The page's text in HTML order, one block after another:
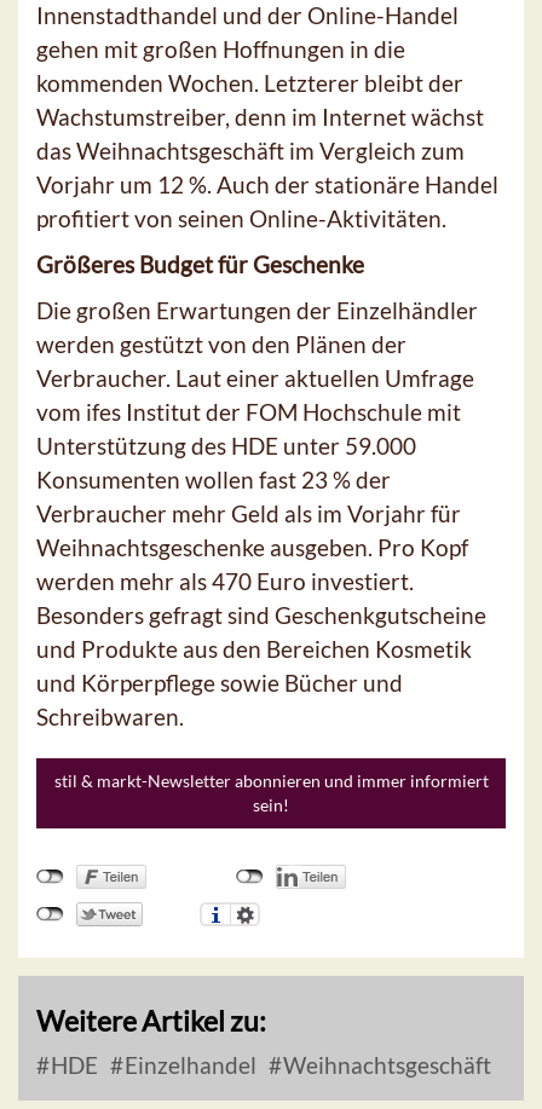
Innenstadthandel und der Online-Handel
gehen mit großen Hoffnungen in die
kommenden Wochen. Letzterer bleibt der
Wachstumstreiber, denn im Internet wächst
das Weihnachtsgeschäft im Vergleich zum
Vorjahr um 12 %. Auch der stationäre Handel
profitiert von seinen Online-Aktivitäten.
Größeres Budget für Geschenke
Die großen Erwartungen der Einzelhändler
werden gestützt von den Plänen der
Verbraucher. Laut einer aktuellen Umfrage
vom ifes Institut der FOM Hochschule mit
Unterstützung des HDE unter 59.000
Konsumenten wollen fast 23 % der
Verbraucher mehr Geld als im Vorjahr für
Weihnachtsgeschenke ausgeben. Pro Kopf
werden mehr als 470 Euro investiert.
Besonders gefragt sind Geschenkgutscheine
und Produkte aus den Bereichen Kosmetik
und Körperpflege sowie Bücher und
Schreibwaren.
stil & markt-Newsletter abonnieren und immer informiert
sein!
Weitere Artikel zu:
HDE Einzelhandel Weihnachtsgeschäft